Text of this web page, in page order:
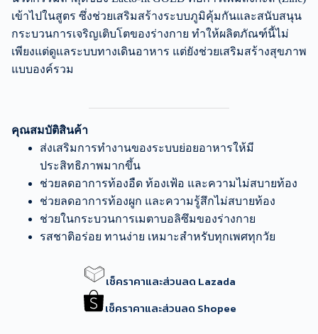
เข้าไปในสูตร ซึ่งช่วยเสริมสร้างระบบภูมิคุ้มกันและสนับสนุน
กระบวนการเจริญเติบโตของร่างกาย ทำให้ผลิตภัณฑ์นี้ไม่
เพียงแต่ดูแลระบบทางเดินอาหาร แต่ยังช่วยเสริมสร้างสุขภาพ
แบบองค์รวม
คุณสมบัติสินค้า
ส่งเสริมการทำงานของระบบย่อยอาหารให้มี
ประสิทธิภาพมากขึ้น
ช่วยลดอาการท้องอืด ท้องเฟ้อ และความไม่สบายท้อง
ช่วยลดอาการท้องผูก และความรู้สึกไม่สบายท้อง
ช่วยในกระบวนการเมตาบอลิซึมของร่างกาย
รสชาติอร่อย ทานง่าย เหมาะสำหรับทุกเพศทุกวัย
เช็คราคาและส่วนลด Lazada
เช็คราคาและส่วนลด Shopee